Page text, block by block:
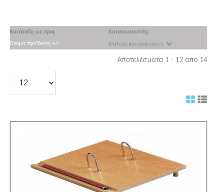
Κατάταξη ως προς
Όνομα προϊόντος +/-
Κατασκευαστής:
Επιλογή κατασκευαστή
Αποτελέσματα 1 - 12 από 14